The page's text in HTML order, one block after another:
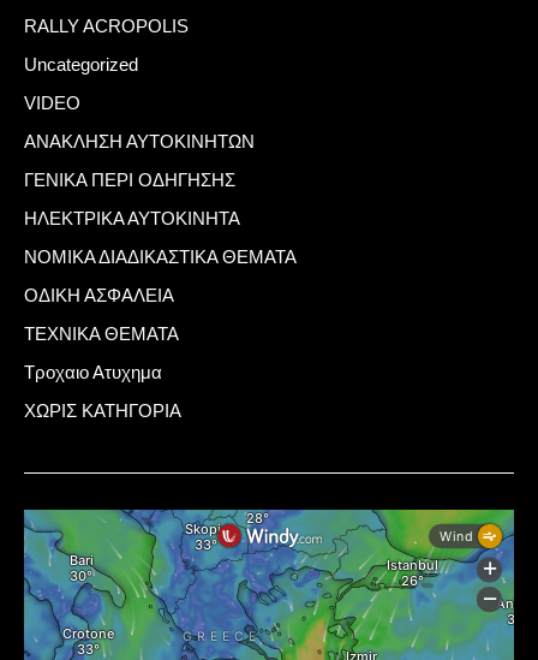
RALLY ACROPOLIS
Uncategorized
VIDEO
ΑΝΑΚΛΗΣΗ ΑΥΤΟΚΙΝΗΤΩΝ
ΓΕΝΙΚΑ ΠΕΡΙ ΟΔΗΓΗΣΗΣ
ΗΛΕΚΤΡΙΚΑ ΑΥΤΟΚΙΝΗΤΑ
ΝΟΜΙΚΑ ΔΙΑΔΙΚΑΣΤΙΚΑ ΘΕΜΑΤΑ
ΟΔΙΚΗ ΑΣΦΑΛΕΙΑ
ΤΕΧΝΙΚΑ ΘΕΜΑΤΑ
Τροχαιο Ατυχημα
ΧΩΡΙΣ ΚΑΤΗΓΟΡΙΑ